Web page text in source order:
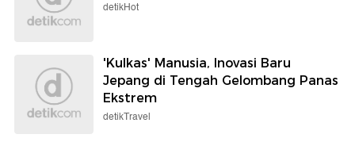
detikHot
'Kulkas' Manusia, Inovasi Baru
Jepang di Tengah Gelombang Panas
Ekstrem
detikTravel